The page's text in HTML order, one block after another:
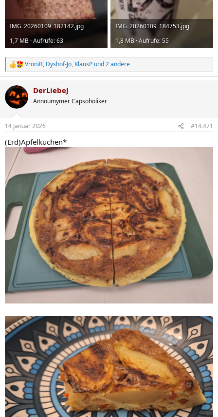
IMG_20260109_182142.jpg
1,7 MB · Aufrufe: 63
IMG_20260109_184753.jpg
1,8 MB · Aufrufe: 55
R
e
k
t
i
n
e
:
VroniB, Dyshof-Jo, KlausP und 2 andere
DerLiebeJ
Annoumymer Capsoholiker
14 Januar 2026 #14.471
(Erd)Apfelkuchen*